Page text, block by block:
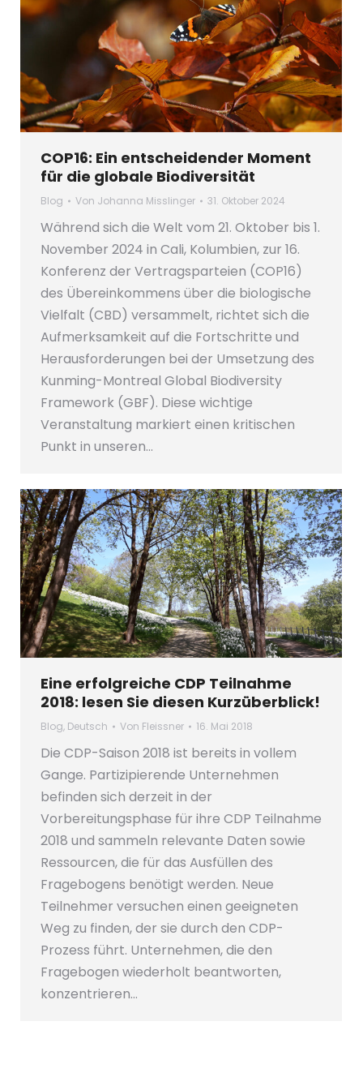
COP16: Ein entscheidender Moment
für die globale Biodiversität
Blog Von Johanna Misslinger 31. Oktober 2024
Während sich die Welt vom 21. Oktober bis 1.
November 2024 in Cali, Kolumbien, zur 16.
Konferenz der Vertragsparteien (COP16)
des Übereinkommens über die biologische
Vielfalt (CBD) versammelt, richtet sich die
Aufmerksamkeit auf die Fortschritte und
Herausforderungen bei der Umsetzung des
Kunming-Montreal Global Biodiversity
Framework (GBF). Diese wichtige
Veranstaltung markiert einen kritischen
Punkt in unseren…
Eine erfolgreiche CDP Teilnahme
2018: lesen Sie diesen Kurzüberblick!
Blog, Deutsch Von Fleissner 16. Mai 2018
Die CDP-Saison 2018 ist bereits in vollem
Gange. Partizipierende Unternehmen
befinden sich derzeit in der
Vorbereitungsphase für ihre CDP Teilnahme
2018 und sammeln relevante Daten sowie
Ressourcen, die für das Ausfüllen des
Fragebogens benötigt werden. Neue
Teilnehmer versuchen einen geeigneten
Weg zu finden, der sie durch den CDP-
Prozess führt. Unternehmen, die den
Fragebogen wiederholt beantworten,
konzentrieren…